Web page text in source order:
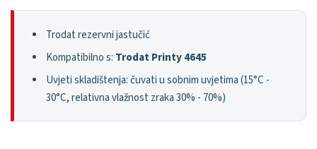
Trodat rezervni jastučić
Kompatibilno s: Trodat Printy 4645
Uvjeti skladištenja: čuvati u sobnim uvjetima (15°C -
30°C, relativna vlažnost zraka 30% - 70%)